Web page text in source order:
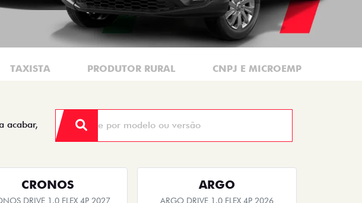
TAXISTA PRODUTOR RURAL CNPJ E MICROEMPRESÁRIO
acabar,
CRONOS
DRIVE 1.0 FLEX 4P 2027
ARGO
ARGO DRIVE 1.0 FLEX 4P 2026